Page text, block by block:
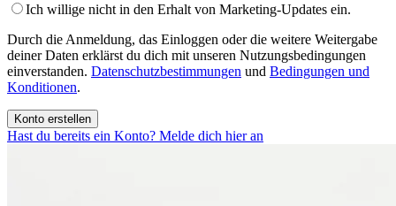
Ich willige nicht in den Erhalt von Marketing-Updates ein.
Durch die Anmeldung, das Einloggen oder die weitere Weitergabe
deiner Daten erklärst du dich mit unseren Nutzungsbedingungen
einverstanden. Datenschutzbestimmungen und Bedingungen und
Konditionen.
Konto erstellen
Hast du bereits ein Konto? Melde dich hier an